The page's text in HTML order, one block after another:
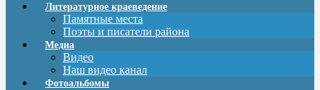
Литературное краеведение
Памятные места
Поэты и писатели района
Медиа
Видео
Наш видео канал
Фотоальбомы